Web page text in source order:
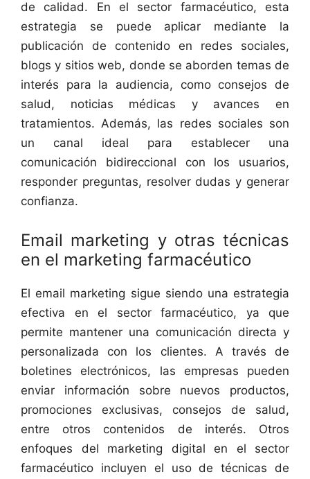
de calidad. En el sector farmacéutico, esta
estrategia se puede aplicar mediante la
publicación de contenido en redes sociales,
blogs y sitios web, donde se aborden temas de
interés para la audiencia, como consejos de
salud, noticias médicas y avances en
tratamientos. Además, las redes sociales son
un canal ideal para establecer una
comunicación bidireccional con los usuarios,
responder preguntas, resolver dudas y generar
confianza.
Email marketing y otras técnicas
en el marketing farmacéutico
El email marketing sigue siendo una estrategia
efectiva en el sector farmacéutico, ya que
permite mantener una comunicación directa y
personalizada con los clientes. A través de
boletines electrónicos, las empresas pueden
enviar información sobre nuevos productos,
promociones exclusivas, consejos de salud,
entre otros contenidos de interés. Otros
enfoques del marketing digital en el sector
farmacéutico incluyen el uso de técnicas de